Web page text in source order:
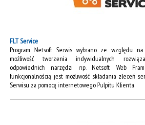
FLT Service
Program Netsoft Serwis wybrano ze względu
możliwość tworzenia indywidualnych
odpowiednich narzędzi np. Netsoft Web
funkcjonalnością jest możliwość składania zleceń
Serwisu za pomocą internetowego Pulpitu Klienta.